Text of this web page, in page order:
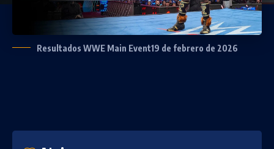
Resultados WWE Main Event19 de febrero de 2026